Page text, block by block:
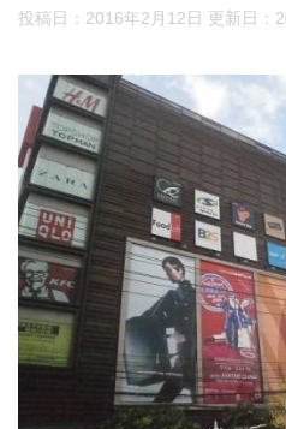
投稿日：2016年2月12日 更新日：